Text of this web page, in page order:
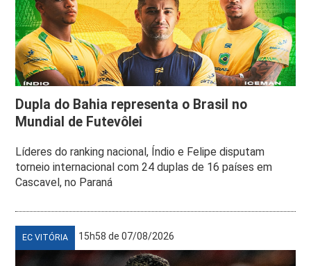
Dupla do Bahia representa o Brasil no
Mundial de Futevôlei
Líderes do ranking nacional, Índio e Felipe disputam
torneio internacional com 24 duplas de 16 países em
Cascavel, no Paraná
EC VITÓRIA 15h58 de 07/08/2026